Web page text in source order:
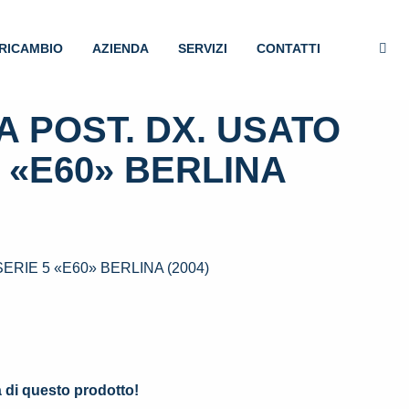
AZIENDA SERVIZI CONTATTI
POST. DX. USATO
BERLINA
5 «E60» BERLINA (2004)
di questo prodotto!